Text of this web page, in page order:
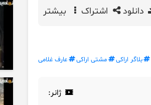
دانلود اشتراک بیشتر
بلاگر اراکی مشتی اراکی عارف غلامی
ژانر: